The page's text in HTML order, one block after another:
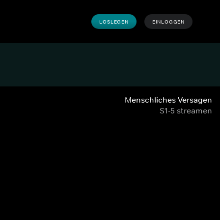
LOSLEGEN EINLOGGEN
Menschliches Versagen
S1-5 streamen